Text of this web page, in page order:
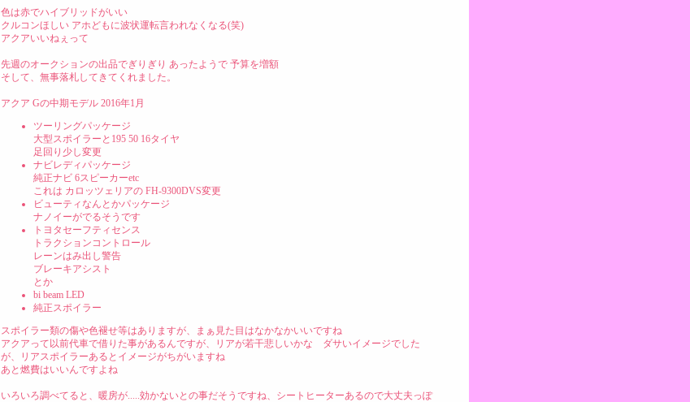
色は赤でハイブリッドがいい
クルコンほしい アホどもに波状運転言われなくなる(笑)
アクアいいねぇって
先週のオークションの出品でぎりぎり あったようで 予算を増額
そして、無事落札してきてくれました。
アクア Gの中期モデル 2016年1月
ツーリングパッケージ
大型スポイラーと195 50 16タイヤ
足回り少し変更
ナビレディパッケージ
純正ナビ 6スピーカーetc
これは カロッツェリアの FH-9300DVS変更
ビューティなんとかパッケージ
ナノイーがでるそうです
トヨタセーフティセンス
トラクションコントロール
レーンはみ出し警告
ブレーキアシスト
とか
bi beam LED
純正スポイラー
スポイラー類の傷や色褪せ等はありますが、まぁ見た目はなかなかいいですね
アクアって以前代車で借りた事があるんですが、リアが若干悲しいかな ダサいイメージでした
が、リアスポイラーあるとイメージがちがいますね
あと燃費はいいんですよね
いろいろ調べてると、暖房が.....効かないとの事だそうですね、シートヒーターあるので大丈夫っぽ